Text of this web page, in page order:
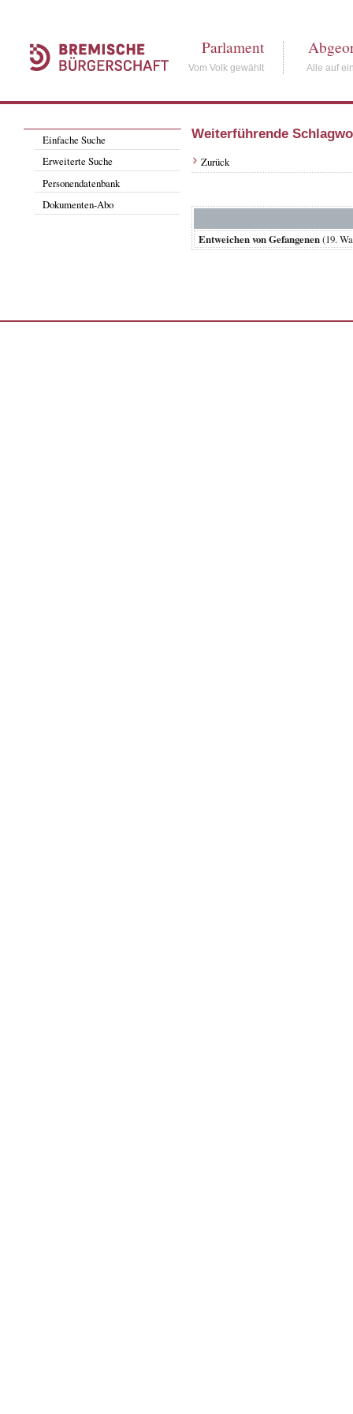
Parlament
Vom Volk gewählt Alle auf
Einfache Suche
Erweiterte Suche
Personendatenbank
Dokumenten-Abo
Weiterführende
Zurück
Entweichen von Gefangenen(19.